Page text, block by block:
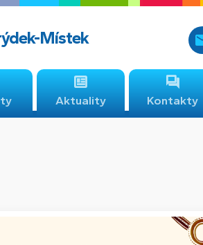
Místek
Aktuality Kontakty